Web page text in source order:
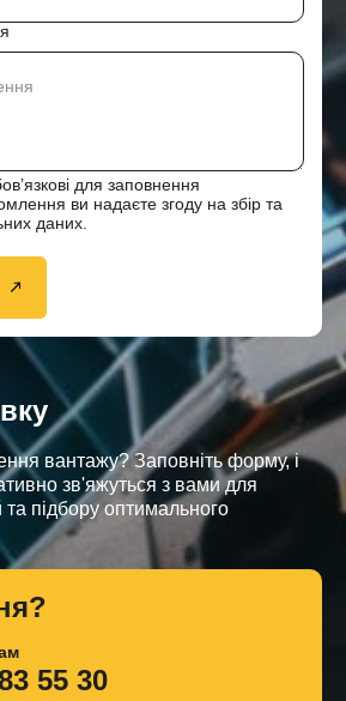
для заповнення
ви надаєте згоду на збір та
даних.
вантажу? Заповніть форму, і
зв'яжуться з вами для
підбору оптимального
55 30